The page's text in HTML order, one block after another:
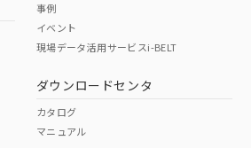
事例
イベント
現場データ活用サービスi-BELT
ダウンロードセンタ
カタログ
マニュアル